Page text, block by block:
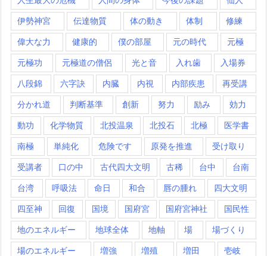
伊勢神宮 伝達物質 体の動き 体制 修練
偉大な力 健康的 僕の部屋 元の時代 元極
元極功 元極道の僧侶 光と音 入れ歯 入場券
八段錦 六字訣 内臓 内視 内部疾患 再受講
分かれ道 判断基準 創新 努力 励み 効力
動功 化学物質 北投温泉 北投石 北極 医学書
南極 単純化 危険です 原発を推進 受け取り
受講者 口の中 古代四大文明 古稀 台中 台南
台湾 呼吸法 命日 和合 唇の腫れ 四大文明
四至神 回復 国境 国府宮 国府宮神社 国民性
地のエネルギー 地球全体 地軸 場 場づくり
場のエネルギー 増強 増殖 増田 壱岐